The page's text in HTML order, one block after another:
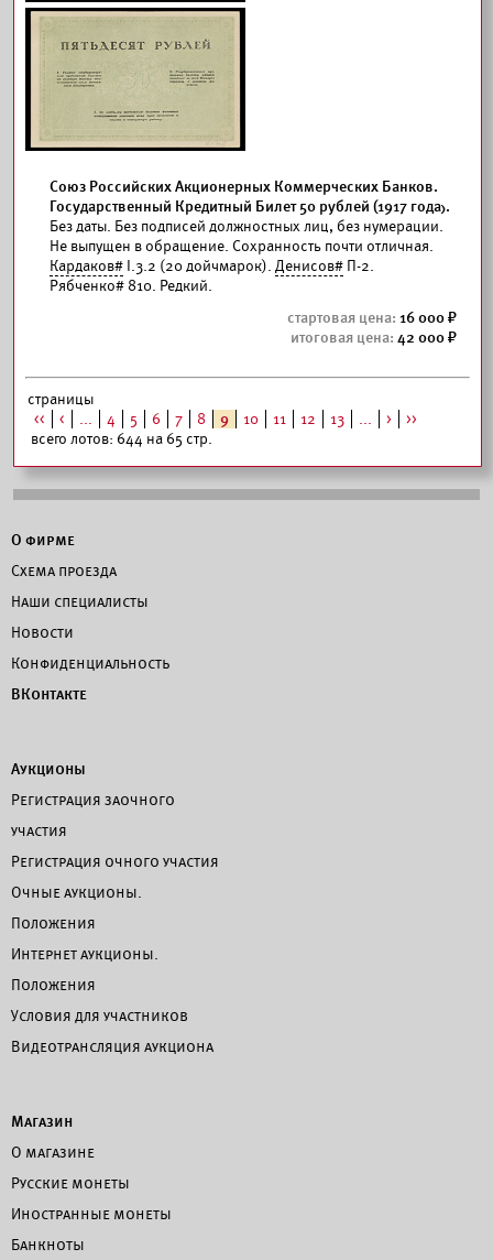
Союз Российских Акционерных Коммерческих Банков.
Государственный Кредитный Билет 50 рублей (1917 года).
Без даты. Без подписей должностных лиц, без нумерации.
Не выпущен в обращение. Сохранность почти отличная.
Кардаков# I.3.2 (20 дойчмарок). Денисов# П-2.
Рябченко# 810. Редкий.
16 000
42 000
страницы
<<
< ... 4 5 6 7 8 9 10 11 12 13 ... >
>>
всего лотов: 644 на 65 стр.
О фирме
Схема проезда
Наши специалисты
Новости
Конфиденциальность
ВКонтакте
Аукционы
Регистрация заочного
участия
Регистрация очного участия
Очные аукционы.
Положения
Интернет аукционы.
Положения
Условия для участников
Видеотрансляция аукциона
Магазин
О магазине
Русские монеты
Иностранные монеты
Банкноты